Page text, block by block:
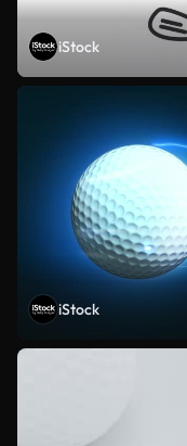
iStock
iStock